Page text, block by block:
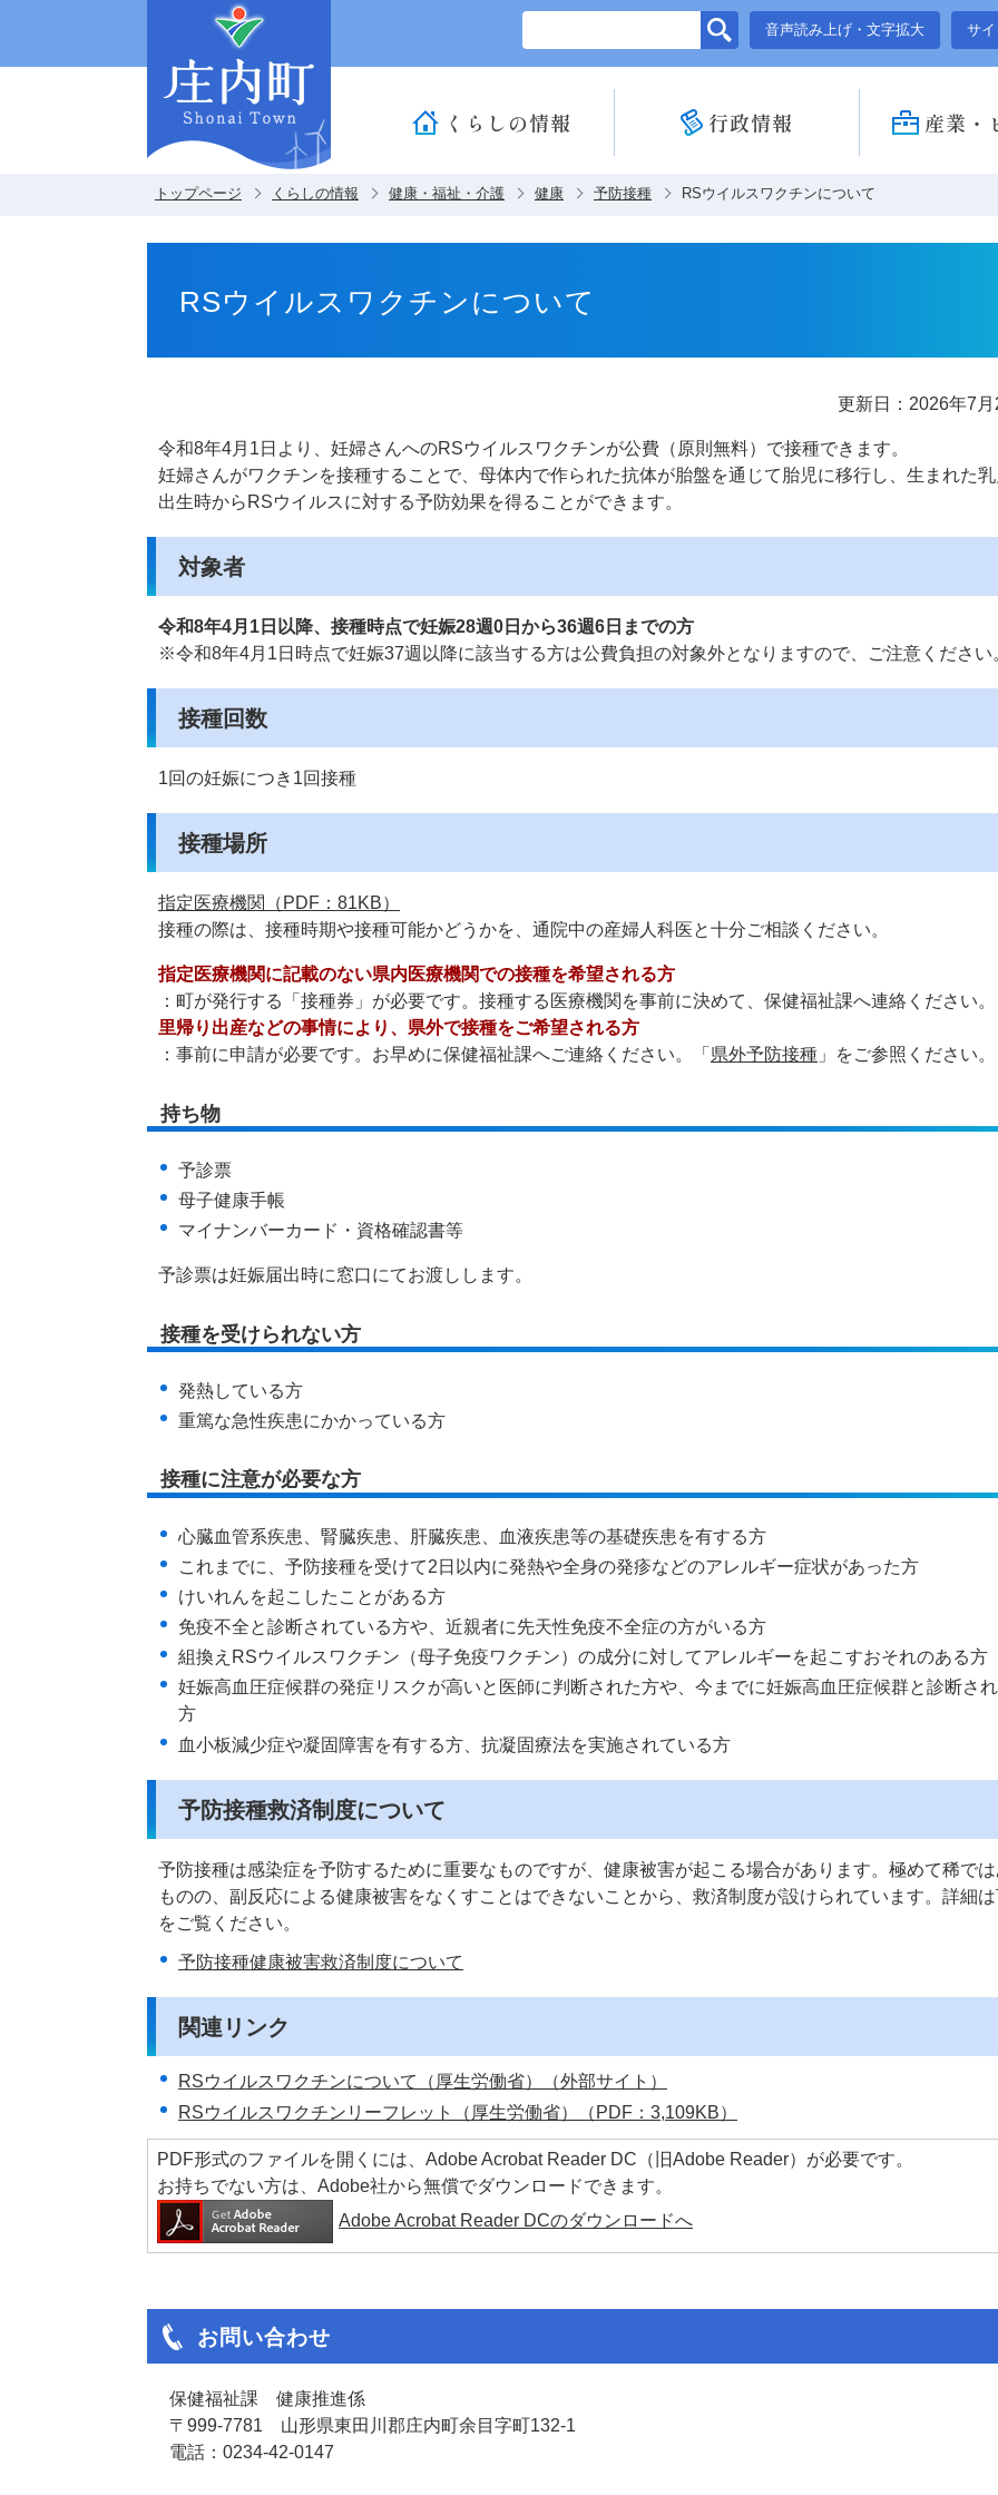
このページの本文へ移動
音声読み上げ・文字拡大 サ
くらしの情報 行政情報 産業・
トップページ くらしの情報 健康・福祉・介護 健康 予防接種 RSウイルスワクチンについて
RSウイルスワクチンについて
更新日：2026年7月
令和8年4月1日より、妊婦さんへのRSウイルスワクチンが公費（原則無料）で接種できます。
妊婦さんがワクチンを接種することで、母体内で作られた抗体が胎盤を通じて胎児に移行し、生まれた
出生時からRSウイルスに対する予防効果を得ることができます。
対象者
令和8年4月1日以降、接種時点で妊娠28週0日から36週6日までの方
※令和8年4月1日時点で妊娠37週以降に該当する方は公費負担の対象外となりますので、ご注意ください
接種回数
1回の妊娠につき1回接種
接種場所
指定医療機関（PDF：81KB）
接種の際は、接種時期や接種可能かどうかを、通院中の産婦人科医と十分ご相談ください。
指定医療機関に記載のない県内医療機関での接種を希望される方
：町が発行する「接種券」が必要です。接種する医療機関を事前に決めて、保健福祉課へ連絡ください。
里帰り出産などの事情により、県外で接種をご希望される方
：事前に申請が必要です。お早めに保健福祉課へご連絡ください。「 県外予防接種 」をご参照ください。
持ち物
予診票
母子健康手帳
マイナンバーカード・資格確認書等
予診票は妊娠届出時に窓口にてお渡しします。
接種を受けられない方
発熱している方
重篤な急性疾患にかかっている方
接種に注意が必要な方
心臓血管系疾患、腎臓疾患、肝臓疾患、血液疾患等の基礎疾患を有する方
これまでに、予防接種を受けて2日以内に発熱や全身の発疹などのアレルギー症状があった方
けいれんを起こしたことがある方
免疫不全と診断されている方や、近親者に先天性免疫不全症の方がいる方
組換えRSウイルスワクチン（母子免疫ワクチン）の成分に対してアレルギーを起こすおそれのある方
妊娠高血圧症候群の発症リスクが高いと医師に判断された方や、今までに妊娠高血圧症候群と診断さ
方
血小板減少症や凝固障害を有する方、抗凝固療法を実施されている方
予防接種救済制度について
予防接種は感染症を予防するために重要なものですが、健康被害が起こる場合があります。極めて稀では
ものの、副反応による健康被害をなくすことはできないことから、救済制度が設けられています。詳細
をご覧ください。
予防接種健康被害救済制度について
関連リンク
RSウイルスワクチンについて（厚生労働省）（外部サイト）
RSウイルスワクチンリーフレット（厚生労働省）（PDF：3,109KB）
PDF形式のファイルを開くには、Adobe Acrobat Reader DC（旧Adobe Reader）が必要です。
お持ちでない方は、Adobe社から無償でダウンロードできます。
Adobe Acrobat Reader DCのダウンロードへ
お問い合わせ
保健福祉課 健康推進係
〒999-7781 山形県東田川郡庄内町余目字町132-1
電話：0234-42-0147